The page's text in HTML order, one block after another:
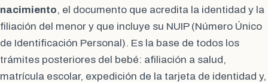
nacimiento, el documento que acredita la identidad y la
filiación del menor y que incluye su NUIP (Número Único
de Identificación Personal). Es la base de todos los
trámites posteriores del bebé: afiliación a salud,
matrícula escolar, expedición de la tarjeta de identidad y,